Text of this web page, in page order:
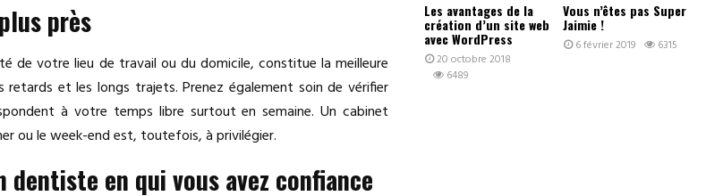
près
de votre lieu de travail ou du domicile, constitue la meilleure
retards et les longs trajets. Prenez également soin de vérifier
à votre temps libre surtout en semaine. Un cabinet
ou le week-end est, toutefois, à privilégier.
en qui vous avez confiance
Les avantages de la
création d’un site web
avec WordPress
20 octobre 2018
6489
Vous n’êtes pas Super
Jaimie !
6 février 2019 6315